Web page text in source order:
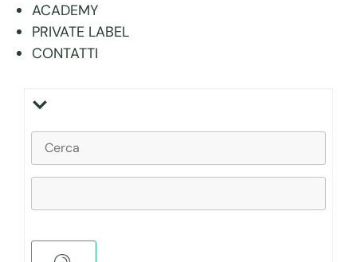
ACADEMY
PRIVATE LABEL
CONTATTI